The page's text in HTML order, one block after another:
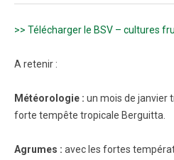
>> Télécharger le BSV – cultures
A retenir :
Météorologie : un mois de janvier
forte tempête tropicale Berguitta.
Agrumes : avec les fortes